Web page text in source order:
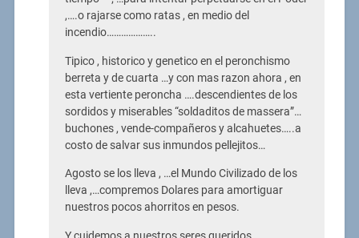
,….o rajarse como ratas , en medio del
incendio………………..
Tipico , historico y genetico en el peronchismo
berreta y de cuarta …y con mas razon ahora , en
esta vertiente peroncha ….descendientes de los
sordidos y miserables “soldaditos de massera”…
buchones , vende-compañeros y alcahuetes…..a
costo de salvar sus inmundos pellejitos…
Agosto se los lleva , …el Mundo Civilizado de los
lleva ,…compremos Dolares para amortiguar
nuestros pocos ahorritos en pesos.